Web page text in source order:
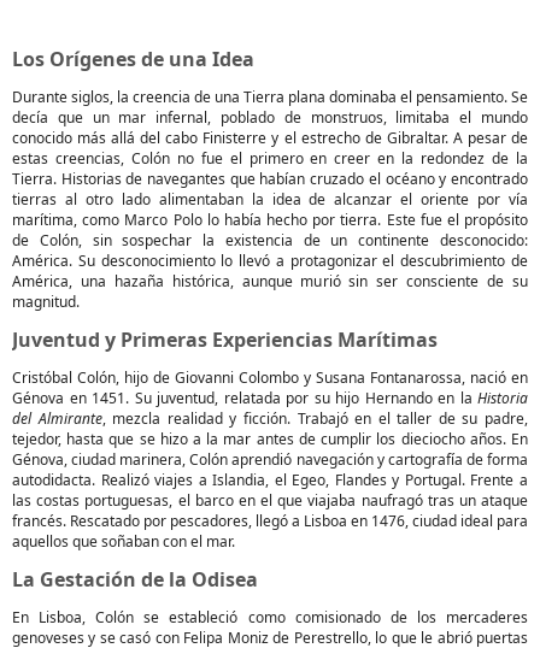
Los Orígenes de una Idea
Durante siglos, la creencia de una Tierra plana dominaba el pensamiento. Se
decía que un mar infernal, poblado de monstruos, limitaba el mundo
conocido más allá del cabo Finisterre y el estrecho de Gibraltar. A pesar de
estas creencias, Colón no fue el primero en creer en la redondez de la
Tierra. Historias de navegantes que habían cruzado el océano y encontrado
tierras al otro lado alimentaban la idea de alcanzar el oriente por vía
marítima, como Marco Polo lo había hecho por tierra. Este fue el propósito
de Colón, sin sospechar la existencia de un continente desconocido:
América. Su desconocimiento lo llevó a protagonizar el descubrimiento de
América, una hazaña histórica, aunque murió sin ser consciente de su
magnitud.
Juventud y Primeras Experiencias Marítimas
Cristóbal Colón, hijo de Giovanni Colombo y Susana Fontanarossa, nació en
Génova en 1451. Su juventud, relatada por su hijo Hernando en la Historia
del Almirante, mezcla realidad y ficción. Trabajó en el taller de su padre,
tejedor, hasta que se hizo a la mar antes de cumplir los dieciocho años. En
Génova, ciudad marinera, Colón aprendió navegación y cartografía de forma
autodidacta. Realizó viajes a Islandia, el Egeo, Flandes y Portugal. Frente a
las costas portuguesas, el barco en el que viajaba naufragó tras un ataque
francés. Rescatado por pescadores, llegó a Lisboa en 1476, ciudad ideal para
aquellos que soñaban con el mar.
La Gestación de la Odisea
En Lisboa, Colón se estableció como comisionado de los mercaderes
genoveses y se casó con Felipa Moniz de Perestrello, lo que le abrió puertas